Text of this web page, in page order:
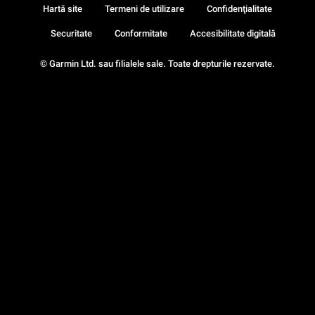
© Garmin Ltd. sau filialele sale. Toate drepturile rezervate.
Hartă site Termeni de utilizare Confidenţialitate
Securitate Conformitate Accesibilitate digitală